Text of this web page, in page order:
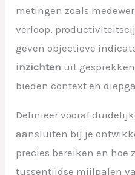
metingen zoals
verloop,
geven objectieve
inzichten uit
bieden context en
Definieer vooraf
aansluiten bij je
precies bereiken en hoe
tussentijdse mijlpalen